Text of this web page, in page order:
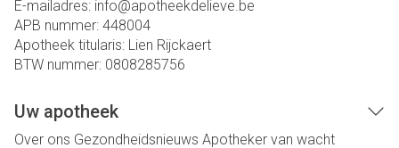
E-mailadres: info@apotheekdelieve.be
APB nummer: 448004
Apotheek titularis: Lien Rijckaert
BTW nummer: 0808285756
Uw apotheek
Over ons Gezondheidsnieuws Apotheker van wacht